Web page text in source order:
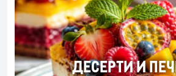
ДЕСЕРТИ И